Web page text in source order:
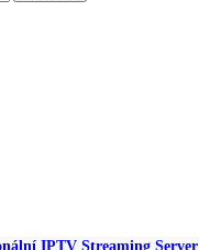
IPTV Streaming Server